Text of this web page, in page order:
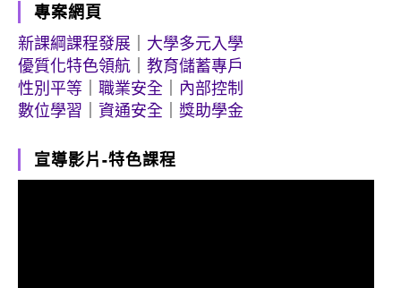
專案網頁
新課綱課程發展
大學多元入學
優質化特色領航
教育儲蓄專戶
性別平等
職業安全
內部控制
數位學習
資通安全 獎助學金
宣導影片-特色課程